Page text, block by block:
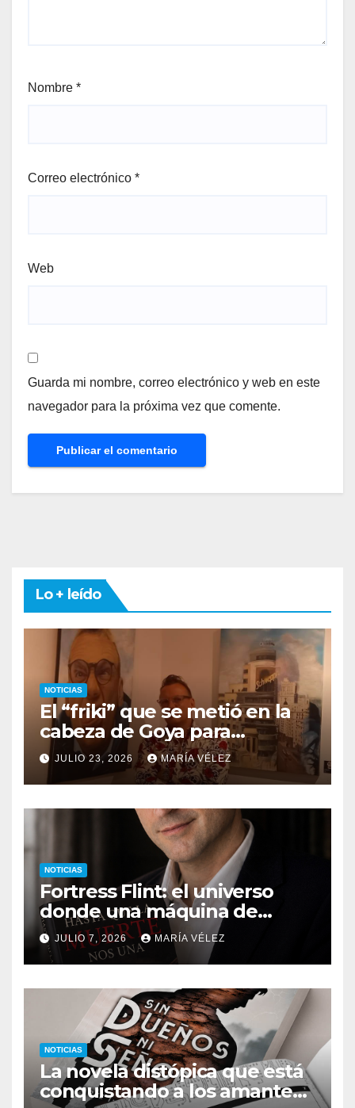
Nombre *
Correo electrónico *
Web
Guarda mi nombre, correo electrónico y web en este
navegador para la próxima vez que comente.
Lo + leído
NOTICIAS
El “friki” que se metió en la
cabeza de Goya para
descubrir qué esconden sus
monstruos
JULIO 23, 2026 MARÍA VÉLEZ
NOTICIAS
Fortress Flint: el universo
donde una máquina de
escribir, un silbido o un
recuerdo pueden cambiarlo
todo
JULIO 7, 2026 MARÍA VÉLEZ
NOTICIAS
La novela distópica que está
conquistando a los amantes